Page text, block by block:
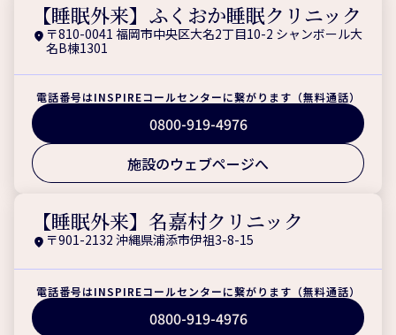
【睡眠外来】ふくおか睡眠クリニック
〒810-0041 福岡市中央区大名2丁目10-2 シャンボール大
名B棟1301
電話番号はINSPIREコールセンターに繋がります（無料通話）
0800-919-4976
施設のウェブページへ
【睡眠外来】名嘉村クリニック
〒901-2132 沖縄県浦添市伊祖3-8-15
電話番号はINSPIREコールセンターに繋がります（無料通話）
0800-919-4976